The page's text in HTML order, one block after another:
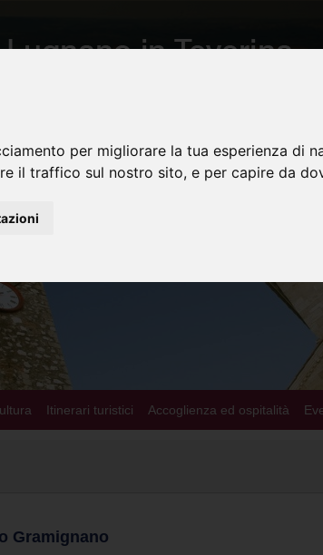
per migliorare la tua esperienza di
il traffico sul nostro sito, e per capire da
Itinerari turistici Accoglienza ed ospitalità
Gramignano